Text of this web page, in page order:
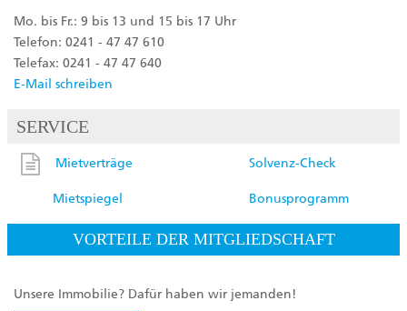
Mo. bis Fr.: 9 bis 13 und 15 bis 17 Uhr
Telefon: 0241 - 47 47 610
Telefax: 0241 - 47 47 640
E-Mail schreiben
SERVICE
Mietverträge Solvenz-Check
Mietspiegel Bonusprogramm
VORTEILE DER MITGLIEDSCHAFT
Unsere Immobilie? Dafür haben wir jemanden!